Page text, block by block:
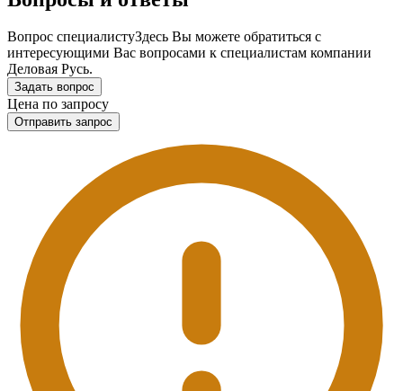
Вопрос специалистуЗдесь Вы можете обратиться с
интересующими Вас вопросами к специалистам компании
Деловая Русь.
Задать вопрос
Цена по запросу
Отправить запрос